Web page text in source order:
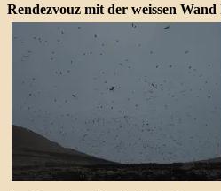
Rendezvouz mit der weissen